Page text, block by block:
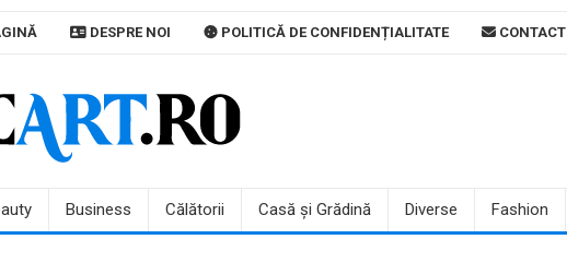
DESPRE NOI POLITICĂ DE CONFIDENȚIALITATE CONTACT
Business Călătorii Casă și Grădină Diverse Fashion